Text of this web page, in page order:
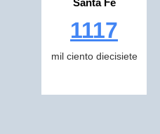
Santa Fe
1117
mil ciento diecisiete